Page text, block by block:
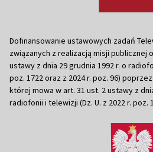
Dofinansowanie ustawowych zadań
związanych z realizacją misji publicznej
ustawy z dnia 29 grudnia 1992 r. o
poz. 1722 oraz z 2024 r. poz. 96)
której mowa w art. 31 ust. 2 ustawy z
radiofonii i telewizji (Dz. U. z 2022 r. poz.